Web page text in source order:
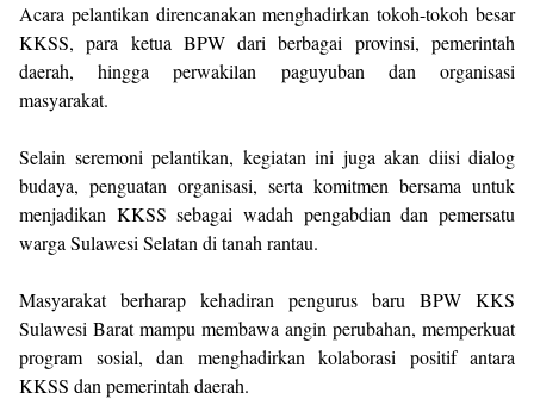
Acara pelantikan direncanakan menghadirkan tokoh-tokoh besar
KKSS, para ketua BPW dari berbagai provinsi, pemerintah
daerah, hingga perwakilan paguyuban dan organisasi
masyarakat.
Selain seremoni pelantikan, kegiatan ini juga akan diisi dialog
budaya, penguatan organisasi, serta komitmen bersama untuk
menjadikan KKSS sebagai wadah pengabdian dan pemersatu
warga Sulawesi Selatan di tanah rantau.
Masyarakat berharap kehadiran pengurus baru BPW KKS
Sulawesi Barat mampu membawa angin perubahan, memperkuat
program sosial, dan menghadirkan kolaborasi positif antara
KKSS dan pemerintah daerah.